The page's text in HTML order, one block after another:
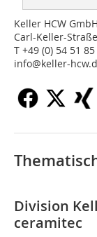
Keller HCW GmbH
Carl-Keller-
T +49 (0) 54 51
info@keller-
Division
ceramitec